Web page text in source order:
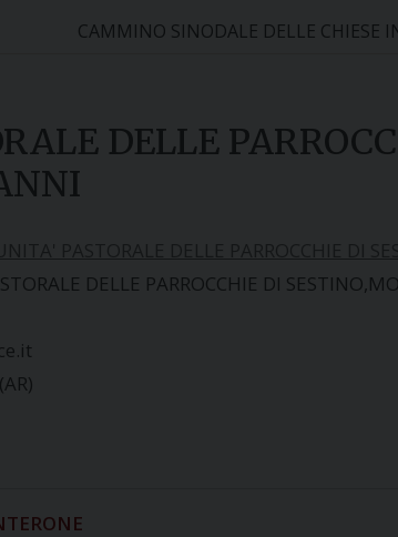
CAMMINO SINODALE DELLE CHIESE
DELLE
DELLE PARROCCHIE DI